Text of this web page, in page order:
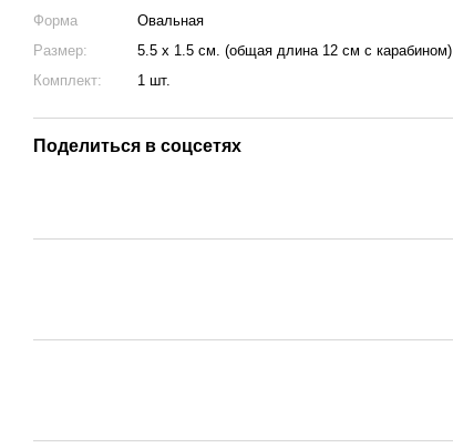
Форма
Овальная
Размер:
5.5 х 1.5 см. (общая длина 12 см с карабином)
Комплект:
1 шт.
Поделиться в соцсетях